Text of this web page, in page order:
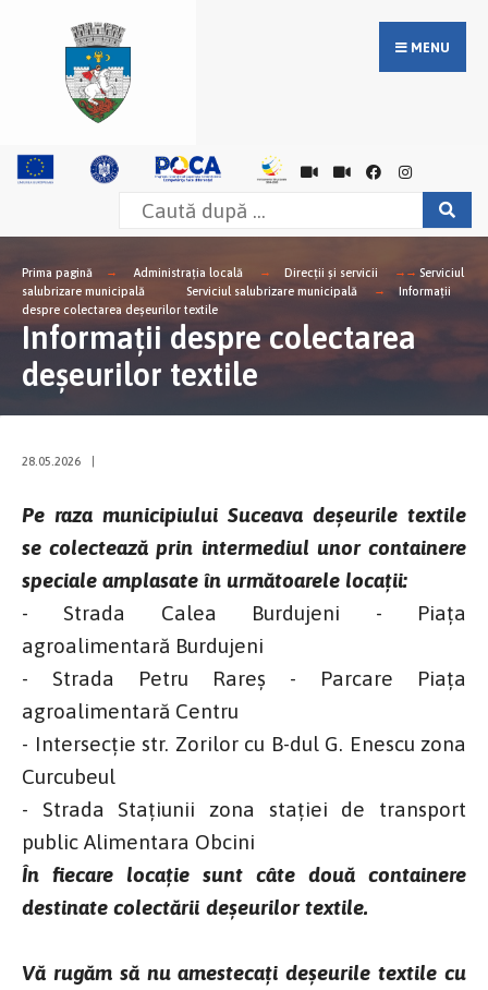
MENU
Prima pagină Administrația locală Direcții și servicii
Serviciul
salubrizare municipală
Serviciul salubrizare municipală
Informații
despre colectarea deșeurilor textile
Informații despre colectarea
deșeurilor textile
28.05.2026
Pe raza municipiului Suceava deșeurile textile
se colectează prin intermediul unor containere
speciale amplasate în următoarele locații:
- Strada Calea Burdujeni - Piața
agroalimentară Burdujeni
- Strada Petru Rareș - Parcare Piața
agroalimentară Centru
- Intersecție str. Zorilor cu B-dul G. Enescu zona
Curcubeul
- Strada Stațiunii zona stației de transport
public Alimentara Obcini
În fiecare locație sunt câte două containere
destinate colectării deșeurilor textile.
Vă rugăm să nu amestecați deșeurile textile cu